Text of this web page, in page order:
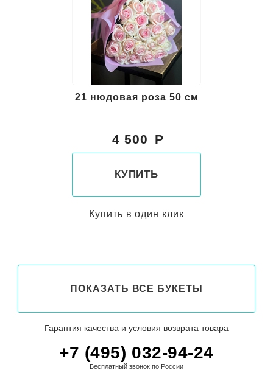
21 нюдовая роза 50 см
4 500
КУПИТЬ
Купить в один клик
ПОКАЗАТЬ ВСЕ БУКЕТЫ
Гарантия качества и условия возврата товара
+7 (495) 032-94-24
Бесплатный звонок по России